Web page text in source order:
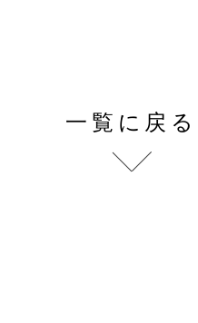
一覧に戻る